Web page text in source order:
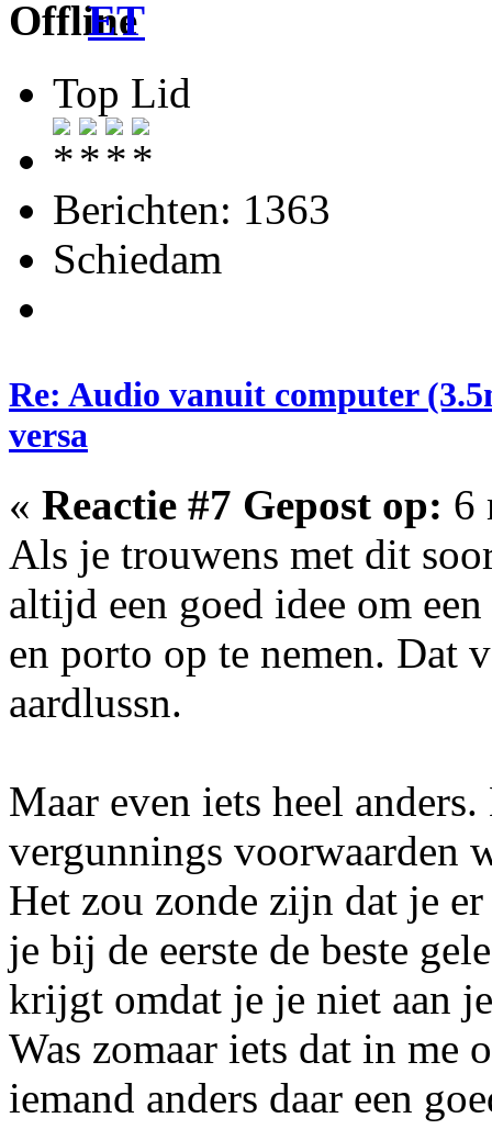
ET
Top Lid
Berichten: 1363
Schiedam
Re: Audio vanuit computer
versa
« Reactie #7 Gepost op: 6
Als je trouwens met dit
altijd een goed idee om
en porto op te nemen. Dat
aardlussn.
Maar even iets heel
vergunnings voorwaarden
Het zou zonde zijn dat je
je bij de eerste de beste
krijgt omdat je je niet aan
Was zomaar iets dat in me
iemand anders daar een